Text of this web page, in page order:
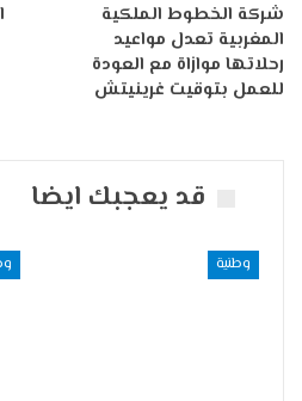
شركة الخطوط الملكية
المغربية تعدل مواعيد
رحلاتها موازاة مع العودة
للعمل بتوقيت غرينيتش
قد يعجبك ايضا
وطنية